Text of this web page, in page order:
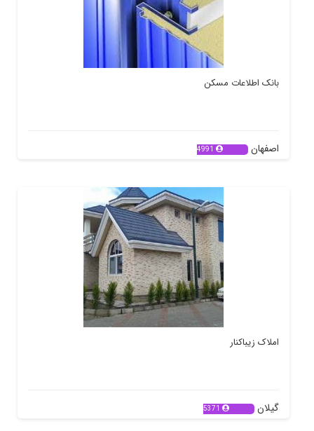
بانک اطلاعات مسکن
اصفهان 4991
املاک زیباکنار
گیلان 5371